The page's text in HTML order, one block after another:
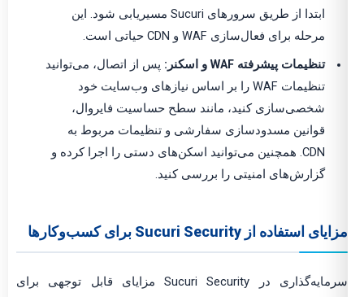
ابتدا از طریق سرورهای Sucuri مسیریابی شود. این
مرحله برای فعال‌سازی WAF و CDN حیاتی است.
تنظیمات پیشرفته WAF و اسکنر:
پس از اتصال، می‌توانید
تنظیمات WAF را بر اساس نیازهای وب‌سایت خود
شخصی‌سازی کنید، مانند سطح حساسیت فایروال،
قوانین مسدودسازی سفارشی و تنظیمات مربوط به
CDN. همچنین می‌توانید اسکن‌های دستی را اجرا کرده و
گزارش‌های امنیتی را بررسی کنید.
مزایای استفاده از Sucuri Security برای کسب‌وکارها
سرمایه‌گذاری در Sucuri Security مزایای قابل توجهی برای